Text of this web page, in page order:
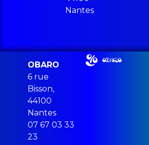
Nantes
OBARO
6 rue
Bisson,
44100
Nantes
07 67 03 33
23